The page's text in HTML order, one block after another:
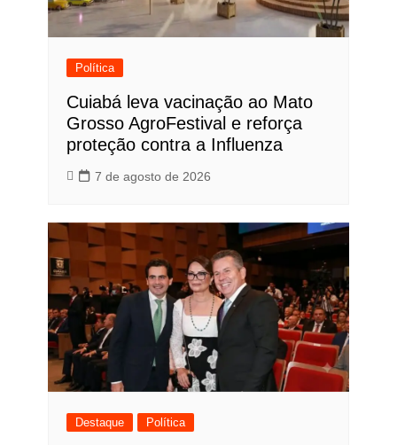
Política
Cuiabá leva vacinação ao Mato
Grosso AgroFestival e reforça
proteção contra a Influenza
7 de agosto de 2026
Destaque Política